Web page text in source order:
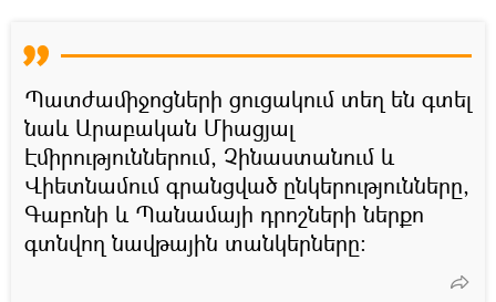
Պատժամիջոցների ցուցակում տեղ են գտել
նաև Արաբական Միացյալ
Էմիրություններում, Չինաստանում և
Վիետնամում գրանցված ընկերությունները,
Գաբոնի և Պանամայի դրոշների ներքո
գտնվող նավթային տանկերները: